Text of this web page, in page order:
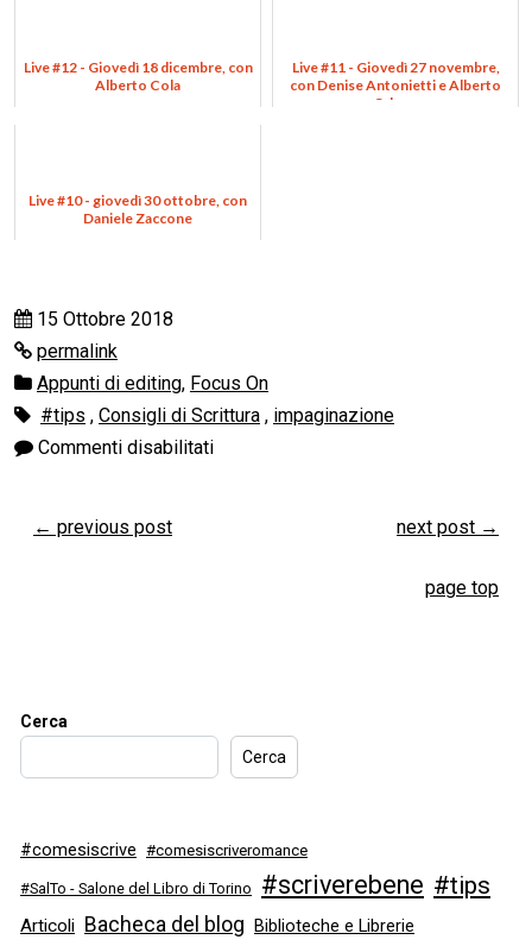
Live #12 - Giovedì 18 dicembre, con
Alberto Cola
Live #11 - Giovedì 27 novembre,
con Denise Antonietti e Alberto
Odone
Live #10 - giovedì 30 ottobre, con
Daniele Zaccone
15 Ottobre 2018
permalink
Appunti di editing, Focus On
#tips , Consigli di Scrittura , impaginazione
Commenti disabilitati
← previous post next post →
page top
Cerca
Cerca
#comesiscrive #comesiscriveromance
#SalTo - Salone del Libro di Torino #scriverebene #tips
Articoli Bacheca del blog Biblioteche e Librerie